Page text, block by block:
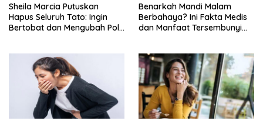
Sheila Marcia Putuskan
Hapus Seluruh Tato: Ingin
Bertobat dan Mengubah Pola
Benarkah Mandi Malam
Berbahaya? Ini Fakta Medis
dan Manfaat Tersembunyi